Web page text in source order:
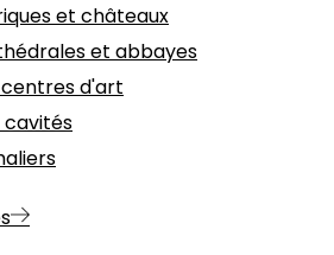
et châteaux
et abbayes
d'art